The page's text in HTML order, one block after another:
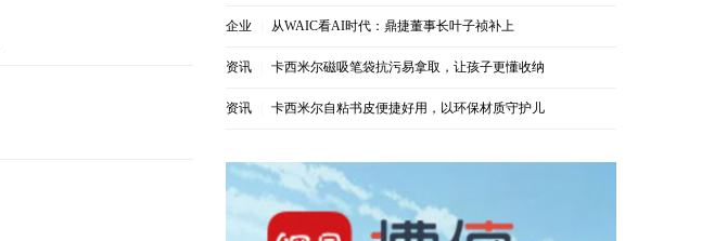
企业 从WAIC看AI时代：鼎捷董事长叶子祯补上
资讯 卡西米尔磁吸笔袋抗污易拿取，让孩子更懂收纳
资讯 卡西米尔自粘书皮便捷好用，以环保材质守护儿